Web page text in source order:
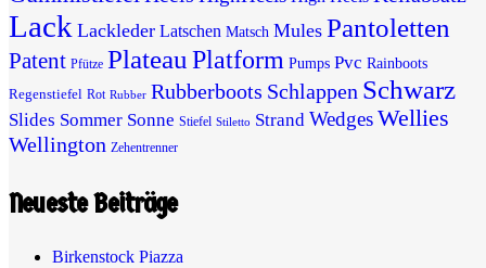
Lack Lackleder Latschen Matsch Mules Pantoletten
Patent Pfütze PlateauPlatform Pumps Pvc Rainboots
Regenstiefel Rot Rubber Rubberboots Schlappen Schwarz
Slides Sommer Sonne Stiefel Stiletto Strand WedgesWellies
Wellington Zehentrenner
Neueste Beiträge
Birkenstock Piazza